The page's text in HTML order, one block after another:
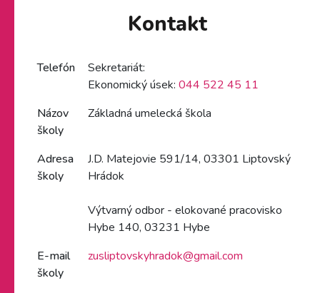
Kontakt
Telefón
Sekretariát:
Ekonomický úsek: 044 522 45 11
Názov
školy
Základná umelecká škola
Adresa
školy
J.D. Matejovie 591/14, 03301 Liptovský
Hrádok
Výtvarný odbor - elokované pracovisko
Hybe 140, 03231 Hybe
E-mail
školy
zusliptovskyhradok@gmail.com